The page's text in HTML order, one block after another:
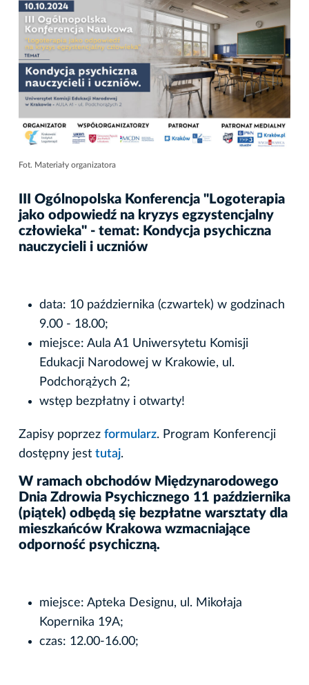
Fot. Materiały organizatora
III Ogólnopolska Konferencja "Logoterapia
jako odpowiedź na kryzys egzystencjalny
człowieka" - temat: Kondycja psychiczna
nauczycieli i uczniów
data: 10 października (czwartek) w godzinach
9.00 - 18.00;
miejsce: Aula A1 Uniwersytetu Komisji
Edukacji Narodowej w Krakowie, ul.
Podchorążych 2;
wstęp bezpłatny i otwarty!
Zapisy poprzez formularz. Program Konferencji
dostępny jest tutaj.
W ramach obchodów Międzynarodowego
Dnia Zdrowia Psychicznego 11 października
(piątek) odbędą się bezpłatne warsztaty dla
mieszkańców Krakowa wzmacniające
odporność psychiczną.
miejsce: Apteka Designu, ul. Mikołaja
Kopernika 19A;
czas: 12.00-16.00;